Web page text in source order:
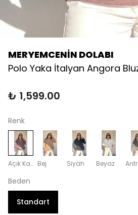
MERYEMCENİN DOLABI
Polo Yaka İtalyan Angora
₺ 1,599.00
Renk
Açık Kahverengi Bej Siyah Beyaz
Beden
Standart